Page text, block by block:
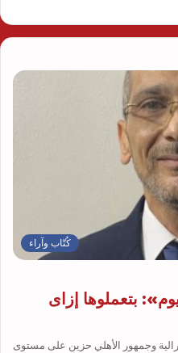
كُتّاب وآراء
النبوي يكتب لـ «30 يوم»: بتعملوها إزاى
وجمهور الأهلي حزين على مستوى